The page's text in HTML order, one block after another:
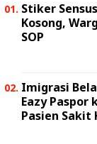
Stiker
Kosong,
SOP
Imigrasi
Eazy Paspor
Pasien Sakit